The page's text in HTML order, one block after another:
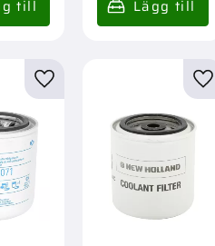
Lägg till i favoriter